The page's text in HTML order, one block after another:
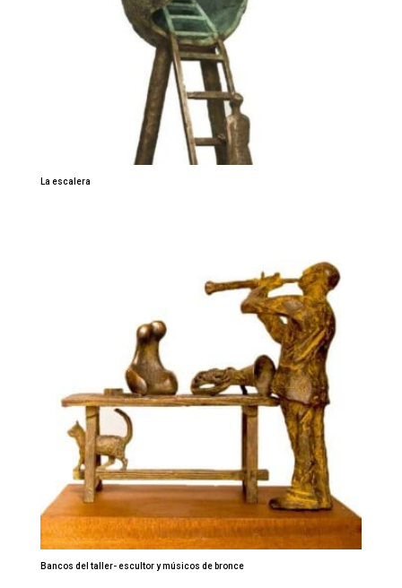
La escalera
Bancos del taller- escultor y músicos de bronce